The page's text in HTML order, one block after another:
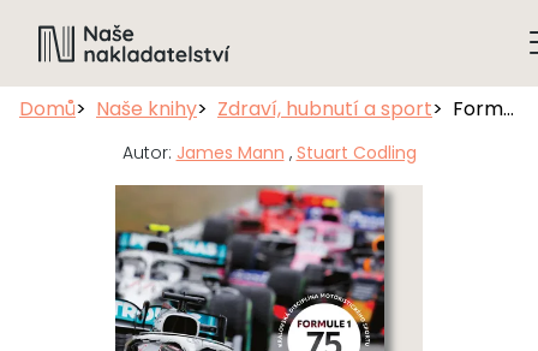
Domů Naše knihy Zdraví, hubnutí a sport Formule 1: 75 let
Autor: James Mann , Stuart Codling